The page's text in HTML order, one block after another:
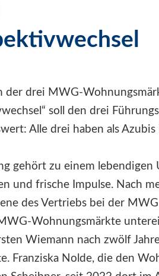
der drei MWG-
soll den drei
Alle drei haben als
gehört zu einem
und frische Impulse. Nach
des Vertriebs bei der
Wohnungsmärkte
Wiemann nach zwölf
Franziska Nolde, die den